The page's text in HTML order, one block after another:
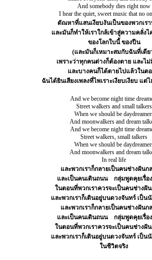
And somebody dies right now
I hear the quiet, sweet music that no
ตัณหาที่แสนเงียบงันเป็นของพวกเร
และมันก็ทำให้เราใกล้เข้าสู่ความคลั่ง
ของโลกใบนี้ ของปืน
(และมันก็เหมาะสมกับฉันที่เดีย
เพราะว่าทุกคนต่างก็ต้องตาย และไม่
และบางคนก็ได้ตายไปแล้วในต
ฉันได้ยินเสียงเพลงที่ไพเราะเงียบเงียบ แต่
And we become night time
Street walkers and small talkers
When we should be
And moonwalkers and dream
And we become night time
Street walkers, small talkers
When we should be
And moonwalkers and dream
In real life
และพวกเราก็กลายเป็นคนช่างฝันก
และเป็นคนเดินถนน
กลุ่มพูดคุยเรื่อ
ในตอนที่พวกเราควรจะเป็นคนช่างฝั
และพวกเราก็เดินอยู่บนดวงจันทร์ เป็น
และพวกเราก็กลายเป็นคนช่างฝันก
และเป็นคนเดินถนน
กลุ่มพูดคุยเรื่อ
ในตอนที่พวกเราควรจะเป็นคนช่างฝั
และพวกเราก็เดินอยู่บนดวงจันทร์ เป็น
ในชีวิตจริง